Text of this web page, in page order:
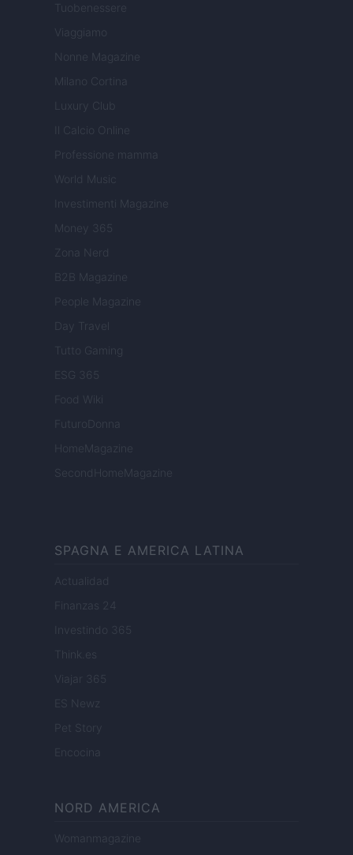
Tuobenessere
Viaggiamo
Nonne Magazine
Milano Cortina
Luxury Club
Il Calcio Online
Professione mamma
World Music
Investimenti Magazine
Money 365
Zona Nerd
B2B Magazine
People Magazine
Day Travel
Tutto Gaming
ESG 365
Food Wiki
FuturoDonna
HomeMagazine
SecondHomeMagazine
SPAGNA E AMERICA LATINA
Actualidad
Finanzas 24
Investindo 365
Think.es
Viajar 365
ES Newz
Pet Story
Encocina
NORD AMERICA
Womanmagazine